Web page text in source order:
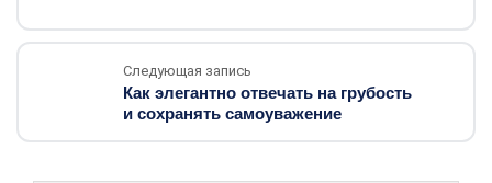
Следующая запись
Как элегантно отвечать на грубость
и сохранять самоуважение